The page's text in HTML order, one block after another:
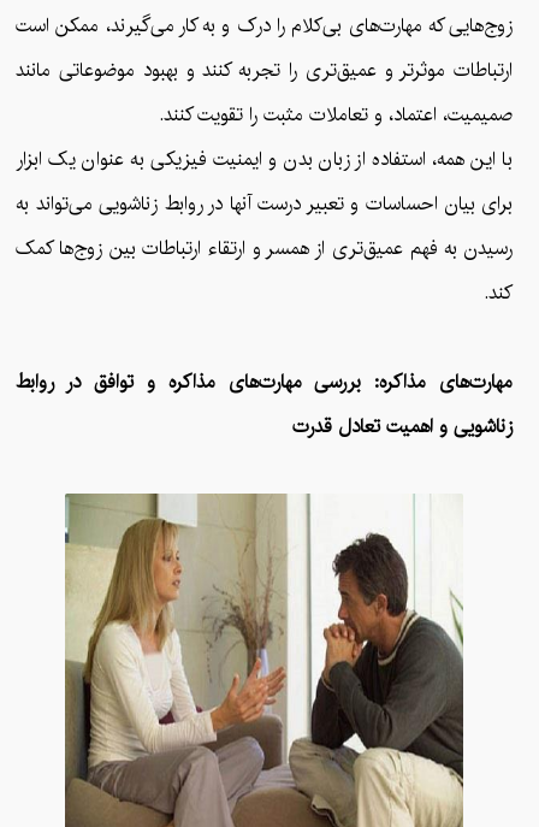
زوج‌هایی که مهارت‌های بی‌کلام را درک و به کار می‌گیرند، ممکن است
ارتباطات موثرتر و عمیق‌تری را تجربه کنند و بهبود موضوعاتی مانند
صمیمیت، اعتماد، و تعاملات مثبت را تقویت کنند.
با این همه، استفاده از زبان بدن و ایمنیت فیزیکی به عنوان یک ابزار
برای بیان احساسات و تعبیر درست آنها در روابط زناشویی می‌تواند به
رسیدن به فهم عمیق‌تری از همسر و ارتقاء ارتباطات بین زوج‌ها کمک
کند.
مهارت‌های مذاکره: بررسی مهارت‌های مذاکره و توافق در روابط
زناشویی و اهمیت تعادل قدرت